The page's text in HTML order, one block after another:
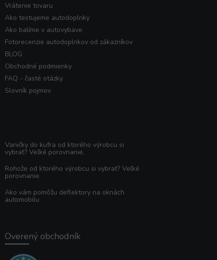
Vrátenie tovaru
Ako testujeme autodoplnky
Ako balíme v autovybave
Fotorecenzie autodoplnkov od zákazníkov
BLOG
Obchodné podmienky
FAQ - časté otázky
Slovník pojmov
Vaničky do kufra od ktorého výrobcu si
vybrať? Veľké porovnanie.
Rohože od ktorého výrobcu si vybrať? Veľké
porovnanie.
Ako vám pomôžu deflektory na oknách
automobilu
Overený obchodník